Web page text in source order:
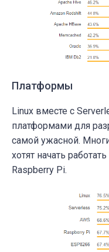
Платформы
Linux вместе с
платформами для
самой ужасной.
хотят начать
Raspberry Pi.